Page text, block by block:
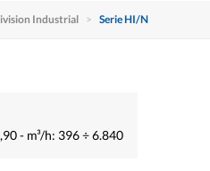
Industrial Serie HI/N
- m³/h: 396 ÷ 6.840